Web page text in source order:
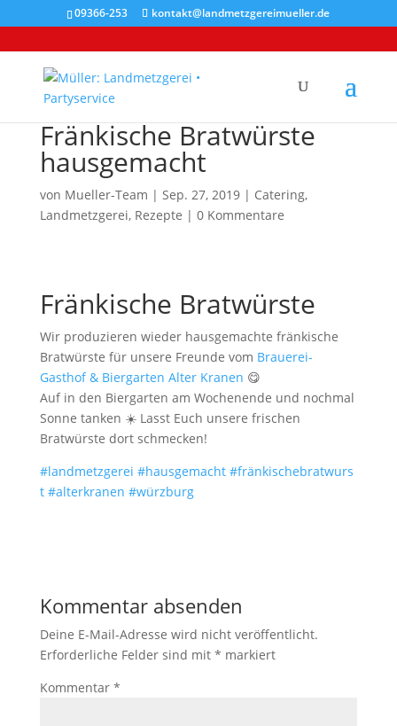
09366-253 kontakt@landmetzgereimueller.de
Fränkische Bratwürste
hausgemacht
von Mueller-Team | Sep. 27, 2019| Catering,
Landmetzgerei, Rezepte | 0 Kommentare
Fränkische Bratwürste
Wir produzieren wieder hausgemachte fränkische
Bratwürste für unsere Freunde vom Brauerei-
Gasthof & Biergarten Alter Kranen 😋
Auf in den Biergarten am Wochenende und nochmal
Sonne tanken ☀️Lasst Euch unsere frischen
Bratwürste dort schmecken!
#landmetzgerei #hausgemacht #fränkischebratwurs
t #alterkranen #würzburg
Kommentar absenden
Deine E-Mail-Adresse wird nicht veröffentlicht.
Erforderliche Felder sind mit * markiert
Kommentar *